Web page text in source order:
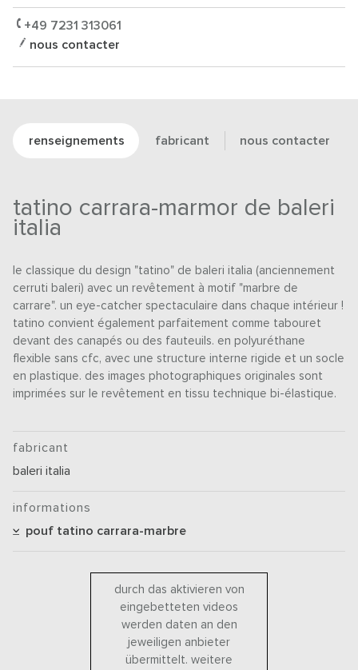
+49 7231 313061
nous contacter
renseignements fabricant nous contacter
tatino carrara-marmor de baleri
italia
le classique du design "tatino" de baleri italia (anciennement
cerruti baleri) avec un revêtement à motif "marbre de
carrare". un eye-catcher spectaculaire dans chaque intérieur !
tatino convient également parfaitement comme tabouret
devant des canapés ou des fauteuils. en polyuréthane
flexible sans cfc, avec une structure interne rigide et un socle
en plastique. des images photographiques originales sont
imprimées sur le revêtement en tissu technique bi-élastique.
fabricant
baleri italia
informations
pouf tatino carrara-marbre
durch das aktivieren von
eingebetteten videos
werden daten an den
jeweiligen anbieter
übermittelt. weitere